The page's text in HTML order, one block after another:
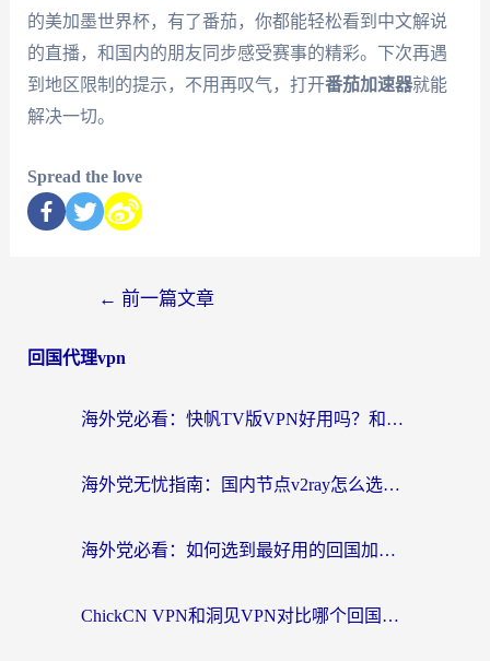
的美加墨世界杯，有了番茄，你都能轻松看到中文解说
的直播，和国内的朋友同步感受赛事的精彩。下次再遇
到地区限制的提示，不用再叹气，打开番茄加速器就能
解决一切。
Spread the love
← 前一篇文章
回国代理vpn
海外党必看：快帆TV版VPN好用吗？和快游VPN对比哪个回国效果更好？附实用避坑指南
海外党无忧指南：国内节点v2ray怎么选？一键回国VPN+多场景实测帮你避坑
海外党必看：如何选到最好用的回国加速器？从节点到售后的全维度指南
ChickCN VPN和洞见VPN对比哪个回国效果更好？海外党亲测3款加速器+避坑指南